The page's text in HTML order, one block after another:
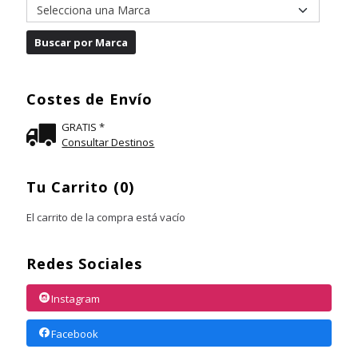
Costes de Envío
GRATIS *
Consultar Destinos
Tu Carrito (0)
El carrito de la compra está vacío
Redes Sociales
Instagram
Facebook